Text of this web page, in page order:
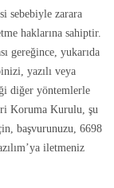
sebebiyle zarara
haklarına sahiptir.
gereğince, yukarıda
yazılı veya
diğer yöntemlerle
Koruma Kurulu, şu
başvurunuzu, 6698
iletmeniz